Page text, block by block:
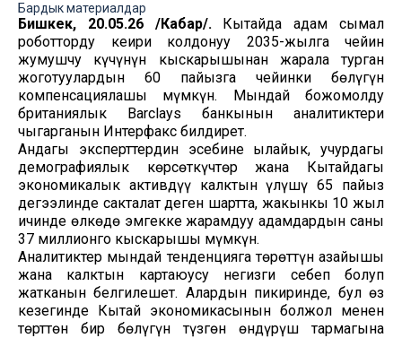
Бардык материалдар
Бишкек, 20.05.26 /Кабар/.Кытайда адам сымал
роботторду кеңири колдонуу 2035-жылга чейин
жумушчу күчүнүн кыскарышынан жарала турган
жоготуулардын 60 пайызга чейинки бөлүгүн
компенсациялашы мүмкүн. Мындай божомолду
британиялык Barclays банкынын аналитиктери
чыгарганын Интерфакс билдирет.
Андагы эксперттердин эсебине ылайык, учурдагы
демографиялык көрсөткүчтөр жана Кытайдагы
экономикалык активдүү калктын үлүшү 65 пайыз
деңгээлинде сакталат деген шартта, жакынкы 10 жыл
ичинде өлкөдө эмгекке жарамдуу адамдардын саны
37 миллионго кыскарышы мүмкүн.
Аналитиктер мындай тенденцияга төрөттүн азайышы
жана калктын картаюусу негизги себеп болуп
жатканын белгилешет. Алардын пикиринде, бул өз
кезегинде Кытай экономикасынын болжол менен
төрттөн бир бөлүгүн түзгөн өндүрүш тармагына